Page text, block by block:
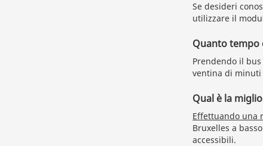
Se desideri
utilizzare il
Quanto tempo
Prendendo il
ventina di
Qual è la
Effettuando una
Bruxelles a
accessibili.